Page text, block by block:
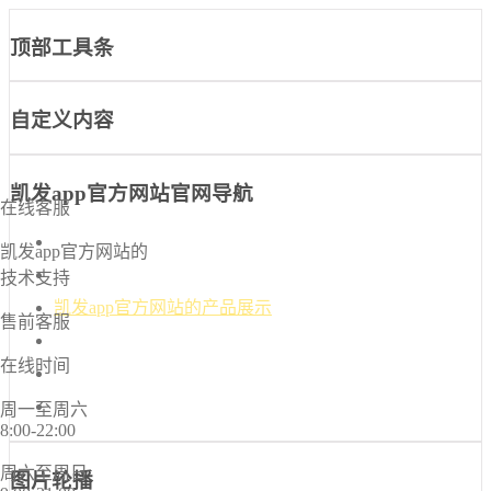
顶部工具条
自定义内容
凯发app官方网站官网导航
凯发app官方网站-凯发k8国际官网首页入口
凯发k8国际官网首页入口的介绍
凯发app官方网站的产品展示
诚信档案
联系凯发app官方网站
图片轮播
在线客服
凯发app官方网站的
技术支持
售前客服
在线时间
周一至周六
8:00-22:00
周六至周日